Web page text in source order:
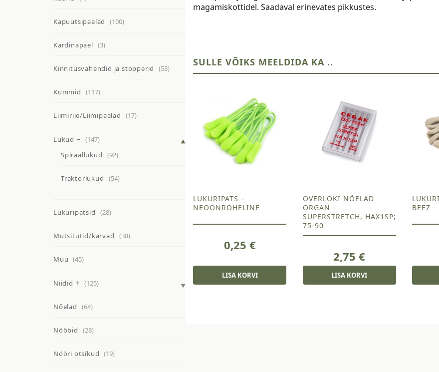
Kapuutsipaelad (100)
Kardinapael (3)
Kinnitusvahendid ja stopperid (53)
Kummid (117)
Liimiriie/Liimipaelad (17)
Lukud
(147)
Spiraallukud
(92)
Traktorlukud (54)
Lukuripatsid (28)
Mütsitutid/karvad (38)
Muu (45)
Niidid (125)
Nõelad (64)
Nööbid (28)
Nööri otsikud (19)
magamiskottidel. Saadaval erinevates pikkustes.
SULLE VÕIKS MEELDIDA KA ..
LUKURIPATS –
NEOONROHELINE
0,25 €
LISA KORVI
OVERLOKI NÕELAD
ORGAN –
SUPERSTRETCH, HAX1SP;
75-90
2,75€
LISA KORVI
BEEZ